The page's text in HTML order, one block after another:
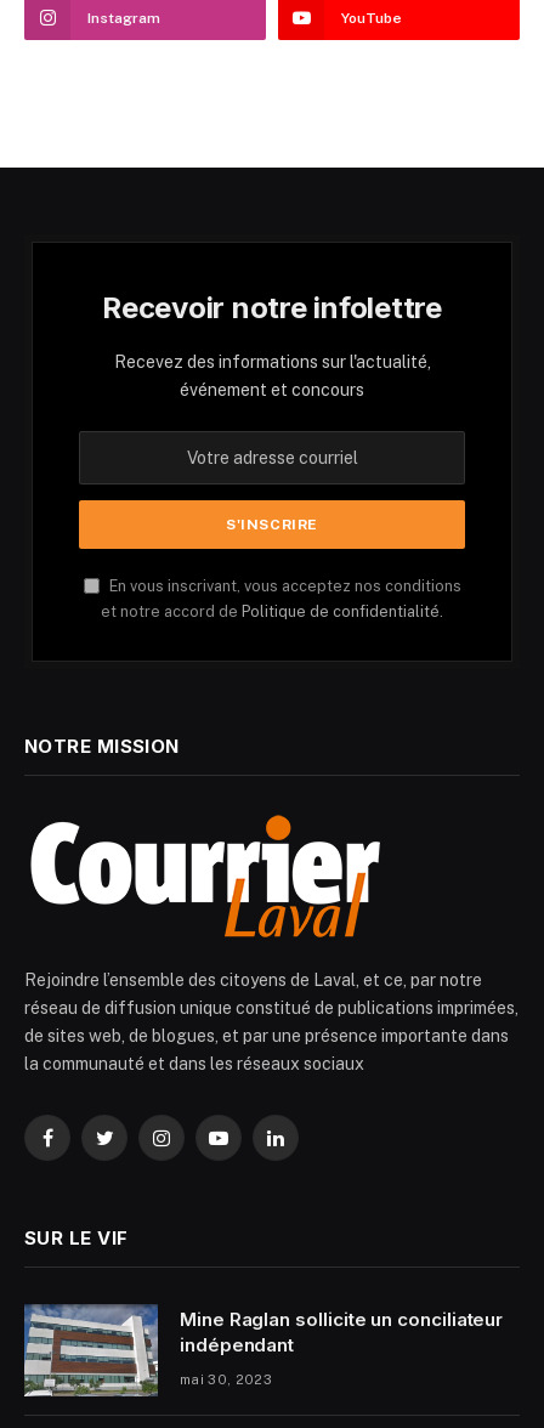
Instagram YouTube
Recevoir notre infolettre
Recevez des informations sur l'actualité,
événement et concours
En vous inscrivant, vous acceptez nos conditions
et notre accord de Politique de confidentialité.
NOTRE MISSION
Rejoindre l’ensemble des citoyens de Laval, et ce, par notre
réseau de diffusion unique constitué de publications imprimées,
de sites web, de blogues, et par une présence importante dans
la communauté et dans les réseaux sociaux
FacebookTwitterInstagramYouTubeLinkedIn
SUR LE VIF
Mine Raglan sollicite un conciliateur
indépendant
mai 30, 2023